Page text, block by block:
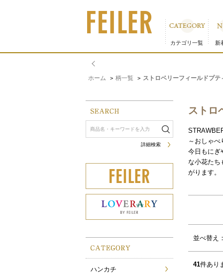
カテゴリ一覧 新
ホーム > 柄一覧 > ストロベリーフィールドプテ
ストロ
～おしゃべ
今日もにぎ
な小花たち
がります。
サムネイル(4列)サムネイル(5列) 並べ替え
41件あり
詳細検索
ハンカチ